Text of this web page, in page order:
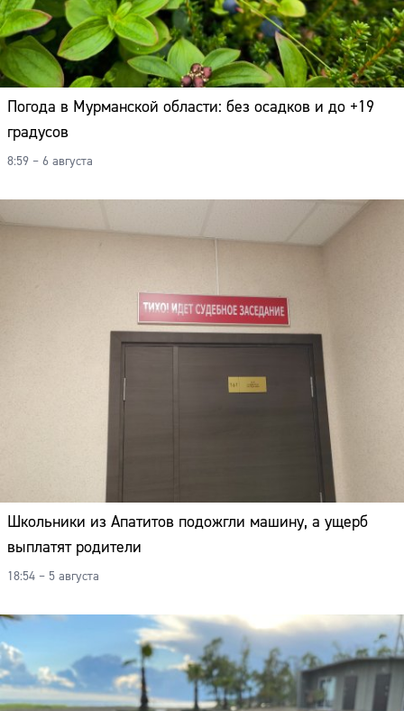
Погода в Мурманской области: без осадков и до +19
градусов
8:59 – 6 августа
Школьники из Апатитов подожгли машину, а ущерб
выплатят родители
18:54 – 5 августа